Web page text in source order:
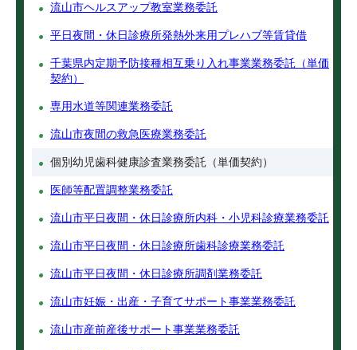
流山市ヘルスアップ教室業務委託
平日夜間・休日診療所発熱外来用プレハブ等賃貸借
千葉県内定期予防接種相互乗り入れ事業業務委託（単価
契約）
専用水道等関連業務委託
流山市夜間の救急医療業務委託
個別幼児歯科健康診査業務委託（単価契約）
医師等配置調整業務委託
流山市平日夜間・休日診療所内科・小児科診療業務委託
流山市平日夜間・休日診療所歯科診療業務委託
流山市平日夜間・休日診療所調剤業務委託
流山市妊娠・出産・子育てサポート事業業務委託
流山市産前産後サポート事業業務委託